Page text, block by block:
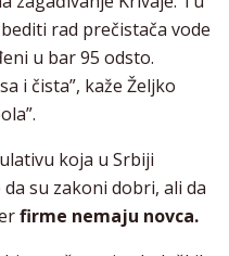
rad prečistača vode
u bar 95 odsto.
i čista”, kaže Željko
koja u Srbiji
su zakoni dobri, ali da
firme nemaju novca.